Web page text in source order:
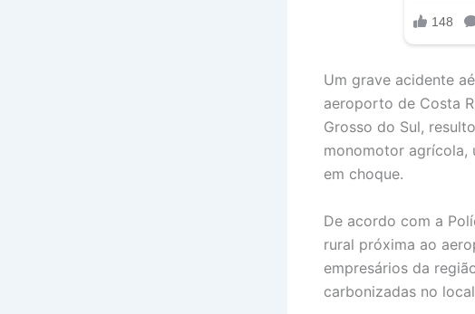
Um grave acidente
aeroporto de Costa
Grosso do Sul,
monomotor agrícola,
em choque.
De acordo com a
rural próxima ao
empresários da
carbonizadas no